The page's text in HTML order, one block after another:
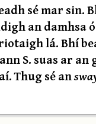
sé mar sin.
an damhsa
lá. Bhí
S. suas ar
Thug sé an